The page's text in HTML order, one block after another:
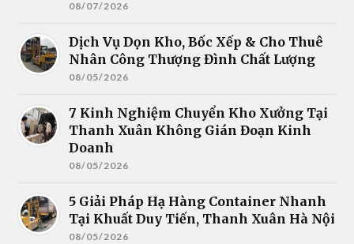
08/07/2026
Dịch Vụ Dọn Kho, Bốc Xếp & Cho Thuê
Nhân Công Thượng Đình Chất Lượng
08/05/2026
7 Kinh Nghiệm Chuyển Kho Xưởng Tại
Thanh Xuân Không Gián Đoạn Kinh
Doanh
08/05/2026
5 Giải Pháp Hạ Hàng Container Nhanh
Tại Khuất Duy Tiến, Thanh Xuân Hà Nội
08/05/2026